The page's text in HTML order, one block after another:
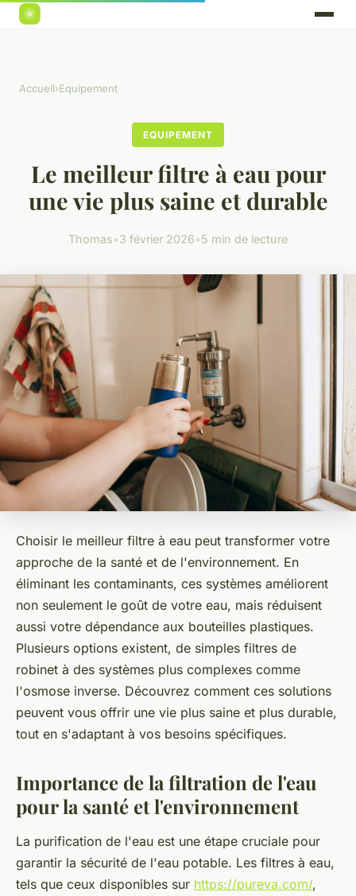
Accueil›Equipement
EQUIPEMENT
Le meilleur filtre à eau pour
une vie plus saine et durable
Thomas•3 février 2026•5 min de lecture
Choisir le meilleur filtre à eau peut transformer votre
approche de la santé et de l'environnement. En
éliminant les contaminants, ces systèmes améliorent
non seulement le goût de votre eau, mais réduisent
aussi votre dépendance aux bouteilles plastiques.
Plusieurs options existent, de simples filtres de
robinet à des systèmes plus complexes comme
l'osmose inverse. Découvrez comment ces solutions
peuvent vous offrir une vie plus saine et plus durable,
tout en s'adaptant à vos besoins spécifiques.
Importance de la filtration de l'eau
pour la santé et l'environnement
La purification de l'eau est une étape cruciale pour
garantir la sécurité de l'eau potable. Les filtres à eau,
tels que ceux disponibles sur https://pureva.com/,